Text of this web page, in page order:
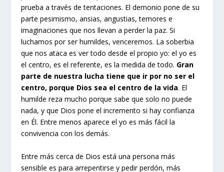
prueba a través de tentaciones. El demonio pone de su
parte pesimismo, ansias, angustias, temores e
imaginaciones que nos llevan a perder la paz. Si
luchamos por ser humildes, venceremos. La soberbia
que nos ataca es ver todo desde el propio yo: el yo es
el centro, es el referente, es la medida de todo. Gran
parte de nuestra lucha tiene que ir por no ser el
centro, porque Dios sea el centro de la vida. El
humilde reza mucho porque sabe que solo no puede
nada, y que Dios pone el incremento si hay confianza
en Él. Entre menos aparece el yo es más fácil la
convivencia con los demás.
Entre más cerca de Dios está una persona más
sensible es para arrepentirse y pedir perdón, más